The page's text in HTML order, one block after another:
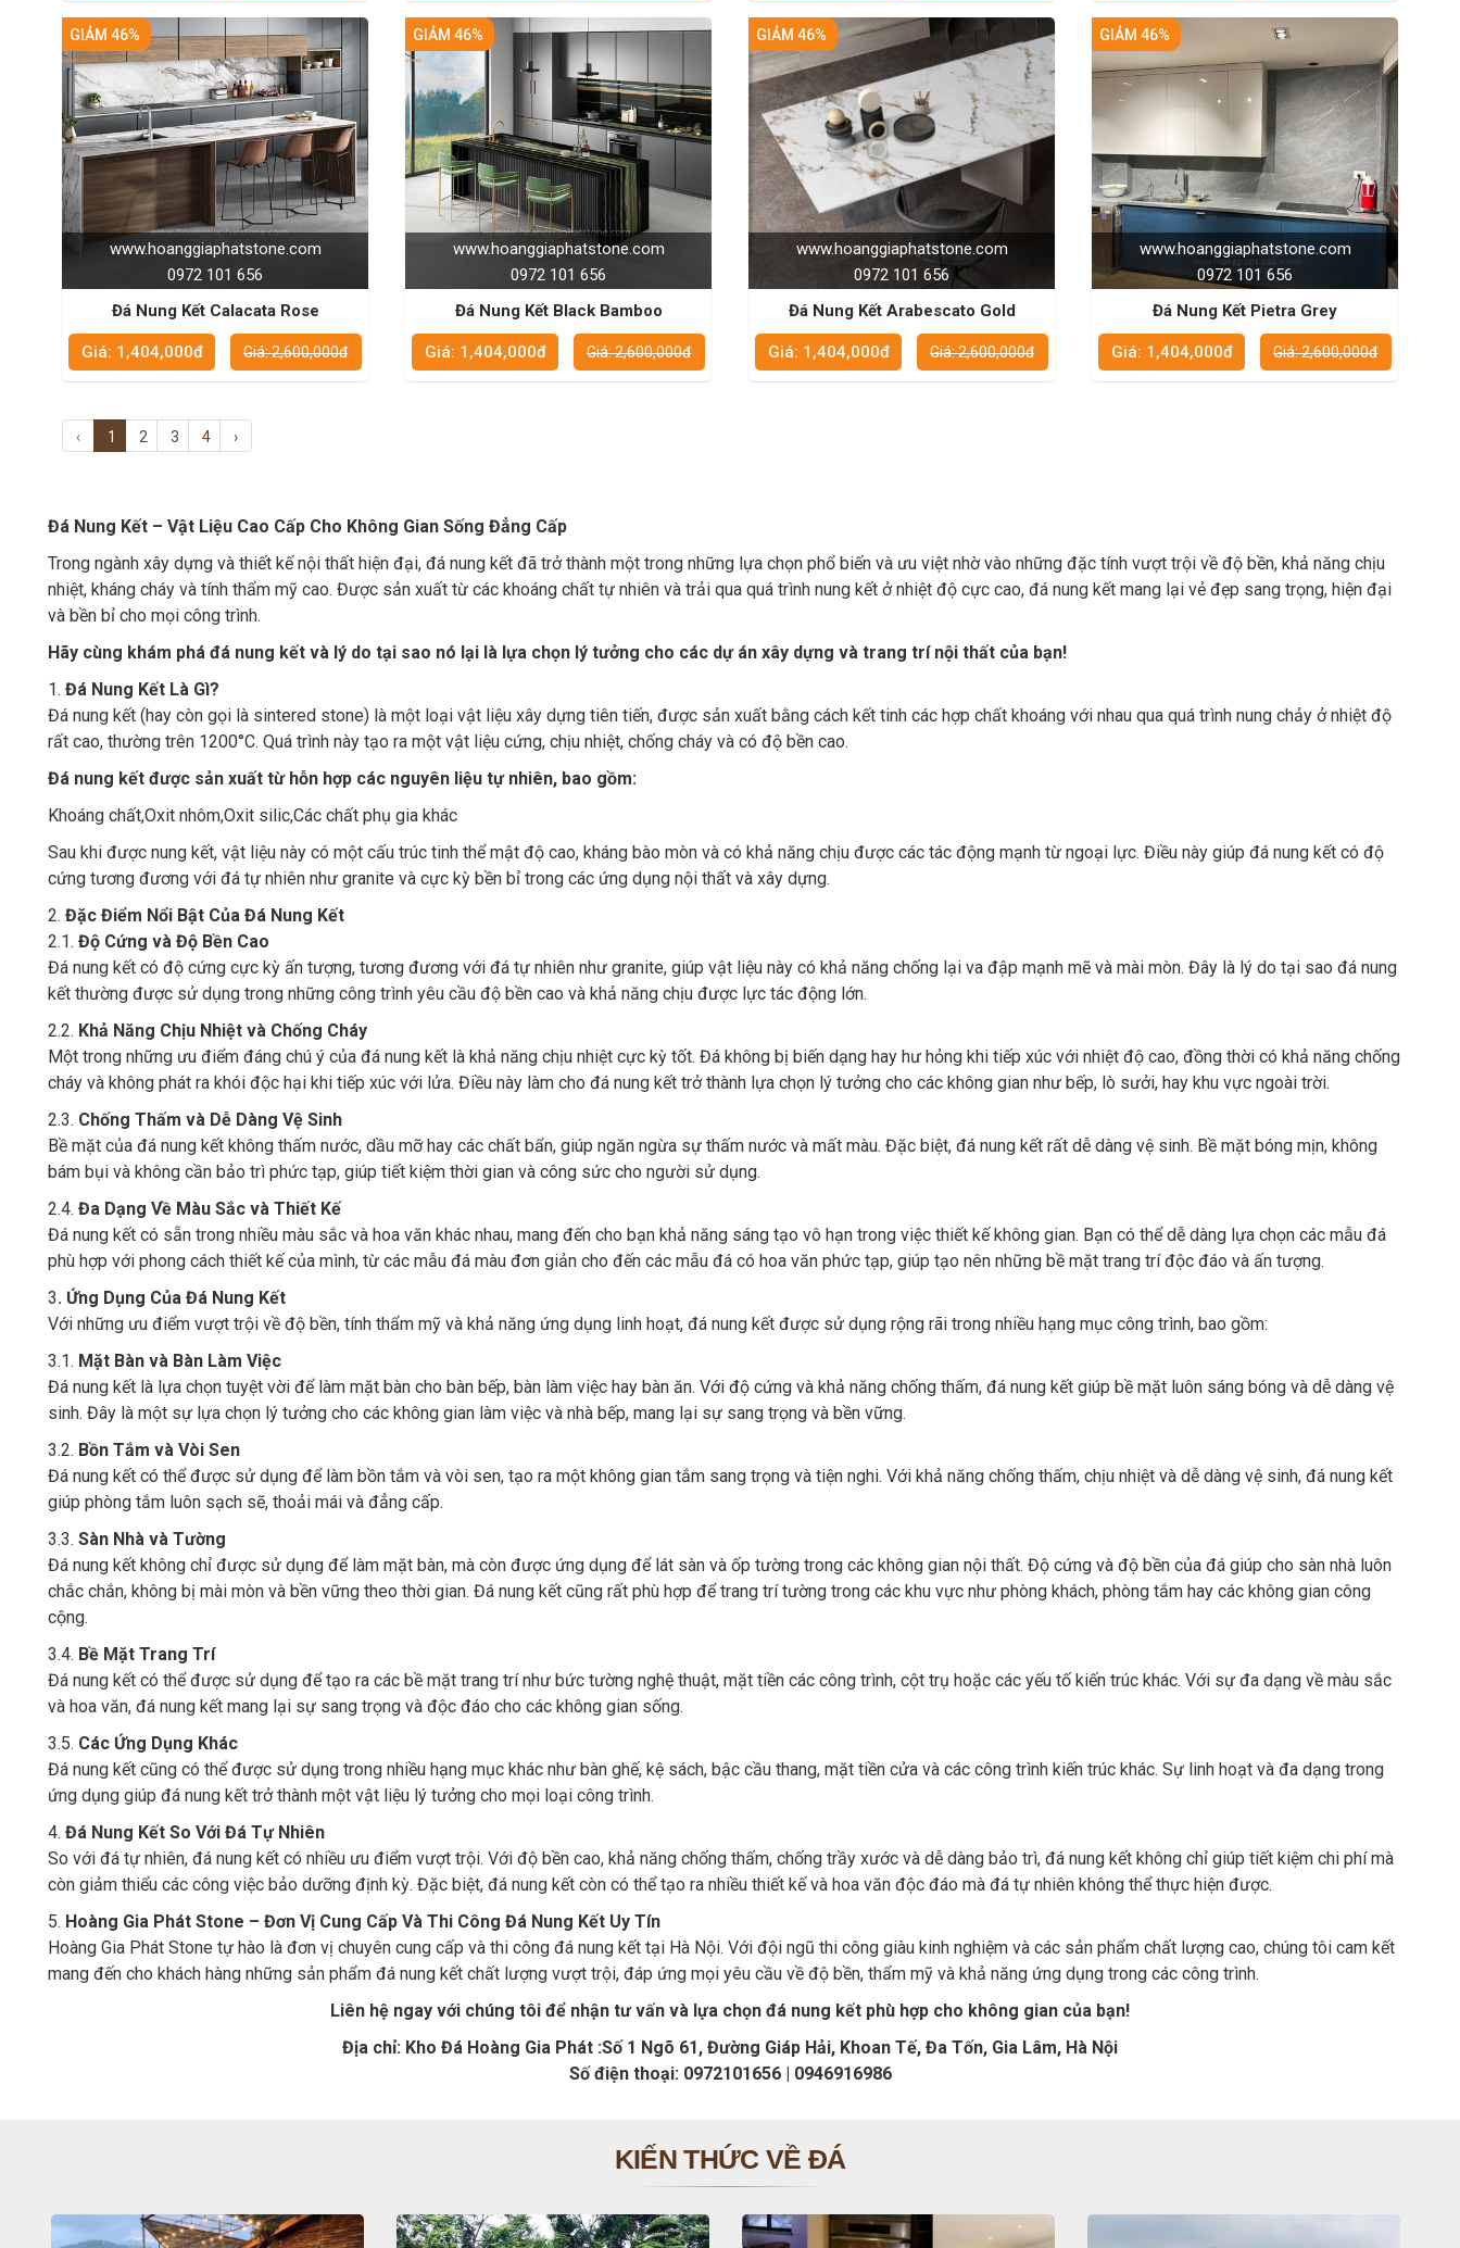
www.hoanggiaphatstone.com
0972 101 656
GIẢM 46%
Đá Nung Kết Calacata Rose
Giá: 1,404,000đ Giá: 2,600,000đ
www.hoanggiaphatstone.com
0972 101 656
GIẢM 46%
Đá Nung Kết Black Bamboo
Giá: 1,404,000đ Giá: 2,600,000đ
www.hoanggiaphatstone.com
0972 101 656
GIẢM 46%
Đá Nung Kết Arabescato Gold
Giá: 1,404,000đ Giá: 2,600,000đ
www.hoanggiaphatstone.com
0972 101 656
GIẢM 46%
Đá Nung Kết Pietra Grey
Giá: 1,404,000đ Giá: 2,600,000đ
‹ 1 2 3 4 ›
Đá Nung Kết – Vật Liệu Cao Cấp Cho Không Gian Sống Đẳng Cấp
Trong ngành xây dựng và thiết kế nội thất hiện đại, đá nung kết đã trở thành một trong những lựa chọn phổ biến và ưu việt nhờ vào những đặc tính vượt trội về độ bền, khả năng chịu
nhiệt, kháng cháy và tính thẩm mỹ cao. Được sản xuất từ các khoáng chất tự nhiên và trải qua quá trình nung kết ở nhiệt độ cực cao, đá nung kết mang lại vẻ đẹp sang trọng, hiện đại
và bền bỉ cho mọi công trình.
Hãy cùng khám phá đá nung kết và lý do tại sao nó lại là lựa chọn lý tưởng cho các dự án xây dựng và trang trí nội thất của bạn!
1. Đá Nung Kết Là Gì?
Đá nung kết (hay còn gọi là sintered stone) là một loại vật liệu xây dựng tiên tiến, được sản xuất bằng cách kết tinh các hợp chất khoáng với nhau qua quá trình nung chảy ở nhiệt độ
rất cao, thường trên 1200°C. Quá trình này tạo ra một vật liệu cứng, chịu nhiệt, chống cháy và có độ bền cao.
Đá nung kết được sản xuất từ hỗn hợp các nguyên liệu tự nhiên, bao gồm:
Khoáng chất,Oxit nhôm,Oxit silic,Các chất phụ gia khác
Sau khi được nung kết, vật liệu này có một cấu trúc tinh thể mật độ cao, kháng bào mòn và có khả năng chịu được các tác động mạnh từ ngoại lực. Điều này giúp đá nung kết có độ
cứng tương đương với đá tự nhiên như granite và cực kỳ bền bỉ trong các ứng dụng nội thất và xây dựng.
2. Đặc Điểm Nổi Bật Của Đá Nung Kết
2.1. Độ Cứng và Độ Bền Cao
Đá nung kết có độ cứng cực kỳ ấn tượng, tương đương với đá tự nhiên như granite, giúp vật liệu này có khả năng chống lại va đập mạnh mẽ và mài mòn. Đây là lý do tại sao đá nung
kết thường được sử dụng trong những công trình yêu cầu độ bền cao và khả năng chịu được lực tác động lớn.
2.2. Khả Năng Chịu Nhiệt và Chống Cháy
Một trong những ưu điểm đáng chú ý của đá nung kết là khả năng chịu nhiệt cực kỳ tốt. Đá không bị biến dạng hay hư hỏng khi tiếp xúc với nhiệt độ cao, đồng thời có khả năng chống
cháy và không phát ra khói độc hại khi tiếp xúc với lửa. Điều này làm cho đá nung kết trở thành lựa chọn lý tưởng cho các không gian như bếp, lò sưởi, hay khu vực ngoài trời.
2.3. Chống Thấm và Dễ Dàng Vệ Sinh
Bề mặt của đá nung kết không thấm nước, dầu mỡ hay các chất bẩn, giúp ngăn ngừa sự thấm nước và mất màu. Đặc biệt, đá nung kết rất dễ dàng vệ sinh. Bề mặt bóng mịn, không
bám bụi và không cần bảo trì phức tạp, giúp tiết kiệm thời gian và công sức cho người sử dụng.
2.4. Đa Dạng Về Màu Sắc và Thiết Kế
Đá nung kết có sẵn trong nhiều màu sắc và hoa văn khác nhau, mang đến cho bạn khả năng sáng tạo vô hạn trong việc thiết kế không gian. Bạn có thể dễ dàng lựa chọn các mẫu đá
phù hợp với phong cách thiết kế của mình, từ các mẫu đá màu đơn giản cho đến các mẫu đá có hoa văn phức tạp, giúp tạo nên những bề mặt trang trí độc đáo và ấn tượng.
3. Ứng Dụng Của Đá Nung Kết
Với những ưu điểm vượt trội về độ bền, tính thẩm mỹ và khả năng ứng dụng linh hoạt, đá nung kết được sử dụng rộng rãi trong nhiều hạng mục công trình, bao gồm:
3.1. Mặt Bàn và Bàn Làm Việc
Đá nung kết là lựa chọn tuyệt vời để làm mặt bàn cho bàn bếp, bàn làm việc hay bàn ăn. Với độ cứng và khả năng chống thấm, đá nung kết giúp bề mặt luôn sáng bóng và dễ dàng vệ
sinh. Đây là một sự lựa chọn lý tưởng cho các không gian làm việc và nhà bếp, mang lại sự sang trọng và bền vững.
3.2. Bồn Tắm và Vòi Sen
Đá nung kết có thể được sử dụng để làm bồn tắm và vòi sen, tạo ra một không gian tắm sang trọng và tiện nghi. Với khả năng chống thấm, chịu nhiệt và dễ dàng vệ sinh, đá nung kết
giúp phòng tắm luôn sạch sẽ, thoải mái và đẳng cấp.
3.3. Sàn Nhà và Tường
Đá nung kết không chỉ được sử dụng để làm mặt bàn, mà còn được ứng dụng để lát sàn và ốp tường trong các không gian nội thất. Độ cứng và độ bền của đá giúp cho sàn nhà luôn
chắc chắn, không bị mài mòn và bền vững theo thời gian. Đá nung kết cũng rất phù hợp để trang trí tường trong các khu vực như phòng khách, phòng tắm hay các không gian công
cộng.
3.4. Bề Mặt Trang Trí
Đá nung kết có thể được sử dụng để tạo ra các bề mặt trang trí như bức tường nghệ thuật, mặt tiền các công trình, cột trụ hoặc các yếu tố kiến trúc khác. Với sự đa dạng về màu sắc
và hoa văn, đá nung kết mang lại sự sang trọng và độc đáo cho các không gian sống.
3.5. Các Ứng Dụng Khác
Đá nung kết cũng có thể được sử dụng trong nhiều hạng mục khác như bàn ghế, kệ sách, bậc cầu thang, mặt tiền cửa và các công trình kiến trúc khác. Sự linh hoạt và đa dạng trong
ứng dụng giúp đá nung kết trở thành một vật liệu lý tưởng cho mọi loại công trình.
4. Đá Nung Kết So Với Đá Tự Nhiên
So với đá tự nhiên, đá nung kết có nhiều ưu điểm vượt trội. Với độ bền cao, khả năng chống thấm, chống trầy xước và dễ dàng bảo trì, đá nung kết không chỉ giúp tiết kiệm chi phí mà
còn giảm thiểu các công việc bảo dưỡng định kỳ. Đặc biệt, đá nung kết còn có thể tạo ra nhiều thiết kế và hoa văn độc đáo mà đá tự nhiên không thể thực hiện được.
5. Hoàng Gia Phát Stone – Đơn Vị Cung Cấp Và Thi Công Đá Nung Kết Uy Tín
Hoàng Gia Phát Stone tự hào là đơn vị chuyên cung cấp và thi công đá nung kết tại Hà Nội. Với đội ngũ thi công giàu kinh nghiệm và các sản phẩm chất lượng cao, chúng tôi cam kết
mang đến cho khách hàng những sản phẩm đá nung kết chất lượng vượt trội, đáp ứng mọi yêu cầu về độ bền, thẩm mỹ và khả năng ứng dụng trong các công trình.
Liên hệ ngay với chúng tôi để nhận tư vấn và lựa chọn đá nung kết phù hợp cho không gian của bạn!
Địa chỉ: Kho Đá Hoàng Gia Phát :Số 1 Ngõ 61, Đường Giáp Hải, Khoan Tế, Đa Tốn, Gia Lâm, Hà Nội
Số điện thoại: 0972101656 | 0946916986
KIẾN THỨC VỀ ĐÁ